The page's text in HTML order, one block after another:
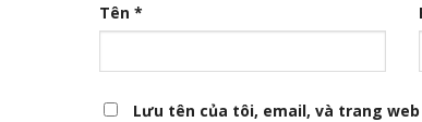
Tên *
Lưu tên của tôi, email, và trang